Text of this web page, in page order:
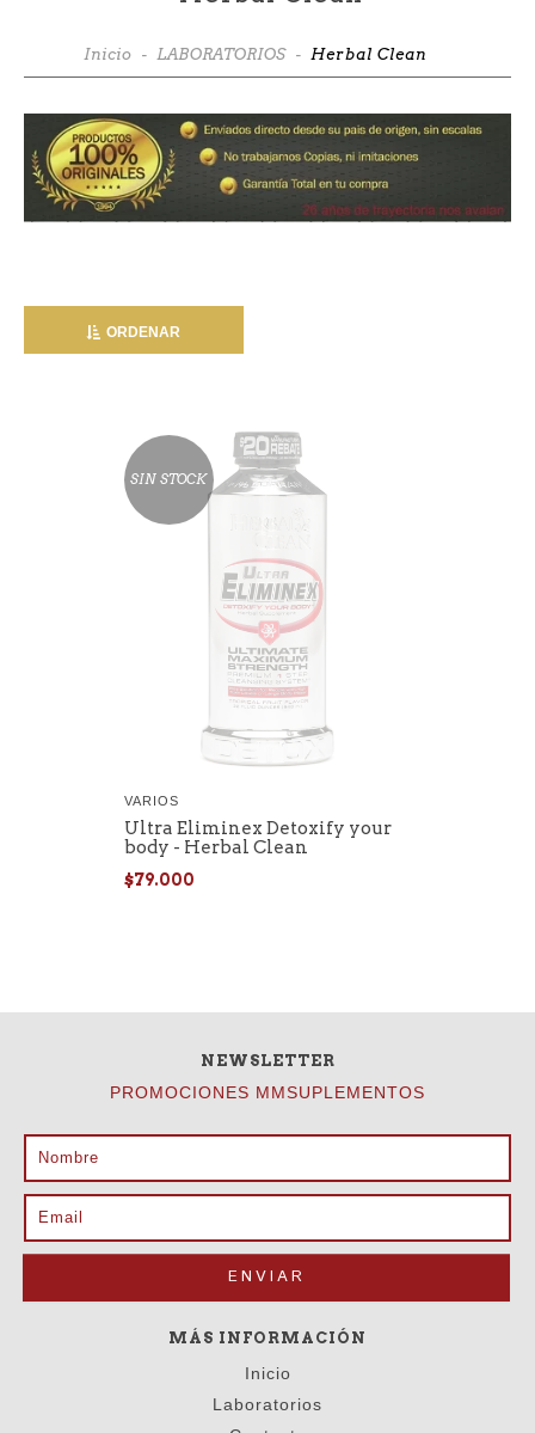
Inicio - LABORATORIOS - Herbal Clean
ORDENAR
SIN STOCK
VARIOS
Ultra Eliminex Detoxify your
body - Herbal Clean
$79.000
NEWSLETTER
PROMOCIONES MMSUPLEMENTOS
MÁS INFORMACIÓN
Inicio
Laboratorios